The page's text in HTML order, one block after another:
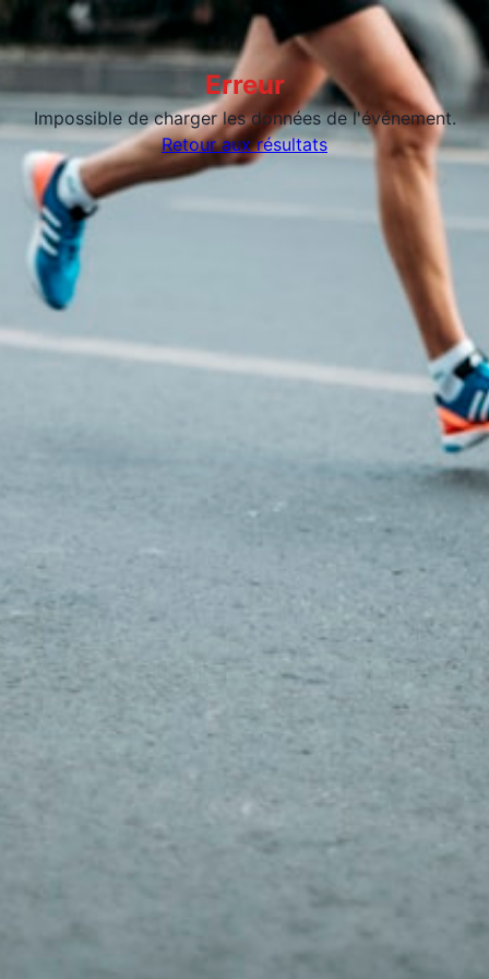
Erreur
Impossible de charger les données de l'événement.
Retour aux résultats